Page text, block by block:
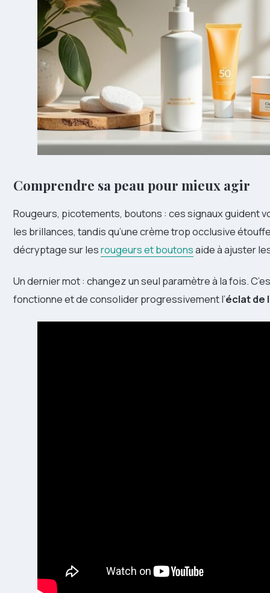
Comprendre sa peau pour mieux agir
Rougeurs, picotements, boutons : ces signaux guident
les brillances, tandis qu’une crème trop occlusive
décryptage sur lesrougeurs et boutonsaide à ajuster
Un dernier mot : changez un seul paramètre à la fois.
fonctionne et de consolider progressivement l’éclat de